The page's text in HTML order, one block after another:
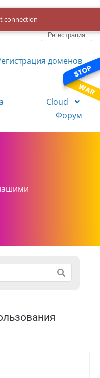
Регистрация
доменов
VPS
Cloud
Форум
connection